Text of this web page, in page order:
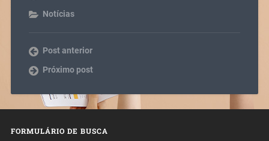
Notícias
Post anterior
Próximo post
FORMULÁRIO DE BUSCA